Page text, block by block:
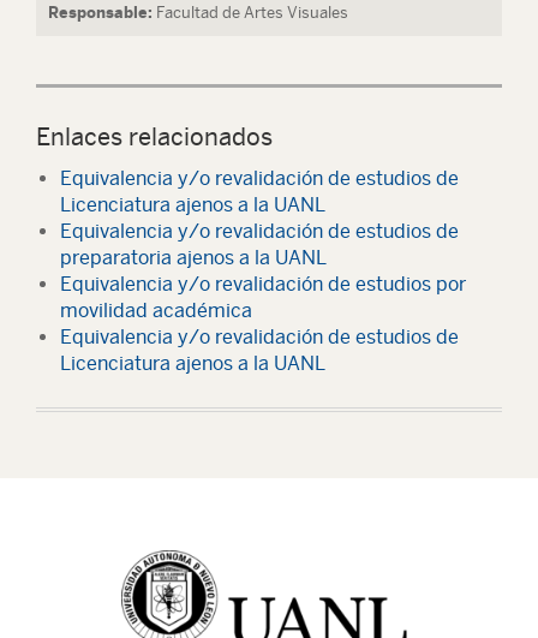
Responsable: Facultad de Artes Visuales
Enlaces relacionados
Equivalencia y/o revalidación de estudios de
Licenciatura ajenos a la UANL
Equivalencia y/o revalidación de estudios de
preparatoria ajenos a la UANL
Equivalencia y/o revalidación de estudios por
movilidad académica
Equivalencia y/o revalidación de estudios de
Licenciatura ajenos a la UANL